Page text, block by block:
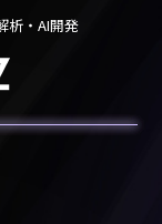
析・AI開発